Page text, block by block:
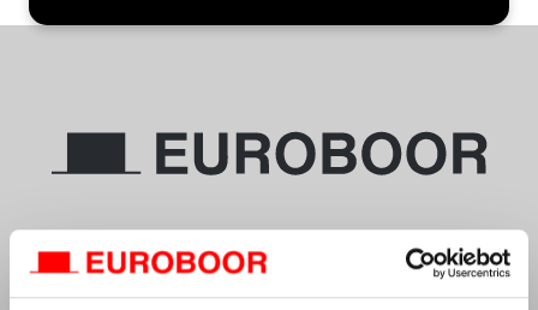
Telefon+31 (0)79 3614990
Email info.nl@euroboor.com